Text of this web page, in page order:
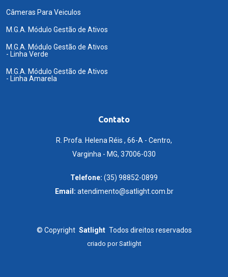
Câmeras Para Veiculos
M.G.A. Módulo Gestão de Ativos
M.G.A. Módulo Gestão de Ativos
- Linha Verde
M.G.A. Módulo Gestão de Ativos
- Linha Amarela
Contato
R. Profa. Helena Réis , 66-A - Centro,
Varginha - MG, 37006-030
Telefone: (35) 98852-0899
Email: atendimento@satlight.com.br
© Copyright Satlight Todos direitos reservados
criado porSatlight